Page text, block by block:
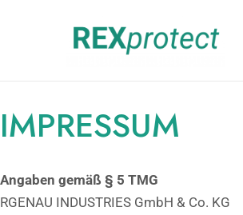
IMPRESSUM
Angaben gemäß § 5 TMG
RGENAU INDUSTRIES GmbH & Co. KG